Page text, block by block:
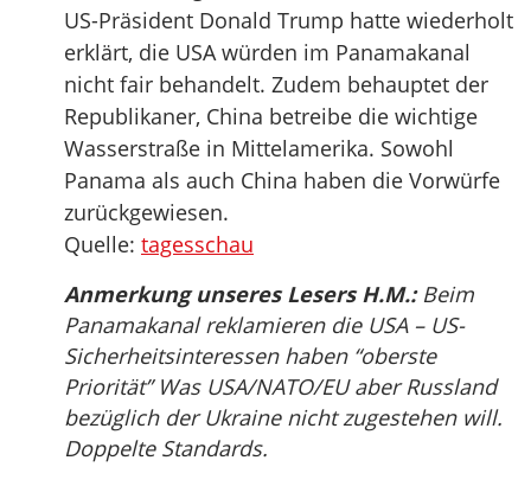
US-Präsident Donald Trump hatte wiederholt
erklärt, die USA würden im Panamakanal
nicht fair behandelt. Zudem behauptet der
Republikaner, China betreibe die wichtige
Wasserstraße in Mittelamerika. Sowohl
Panama als auch China haben die Vorwürfe
zurückgewiesen.
Quelle: tagesschau
Anmerkung unseres Lesers H.M.:Beim
Panamakanal reklamieren die USA – US-
Sicherheitsinteressen haben “oberste
Priorität” Was USA/NATO/EU aber Russland
bezüglich der Ukraine nicht zugestehen will.
Doppelte Standards.